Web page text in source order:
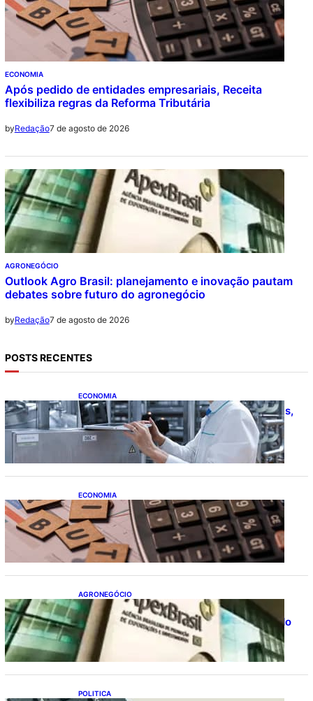
ECONOMIA
Após pedido de entidades empresariais, Receita
flexibiliza regras da Reforma Tributária
byRedação7 de agosto de 2026
AGRONEGÓCIO
Outlook Agro Brasil: planejamento e inovação pautam
debates sobre futuro do agronegócio
byRedação7 de agosto de 2026
POSTS RECENTES
ECONOMIA
CNI: indústria investe em máquinas novas,
mas modernização tecnológica avança
lentamente
ECONOMIA
Após pedido de entidades empresariais,
Receita flexibiliza regras da Reforma
Tributária
AGRONEGÓCIO
Outlook Agro Brasil: planejamento e
inovação pautam debates sobre futuro do
agronegócio
POLITICA